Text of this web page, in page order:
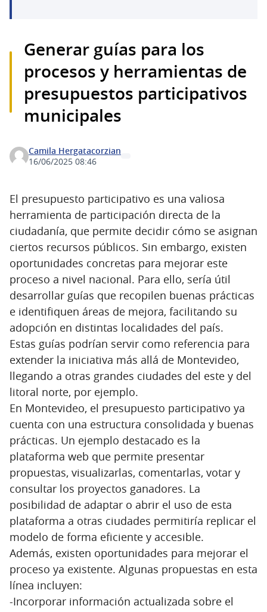
Generar guías para los
procesos y herramientas de
presupuestos participativos
municipales
Camila Hergatacorzian
16/06/2025 08:46
El presupuesto participativo es una valiosa
herramienta de participación directa de la
ciudadanía, que permite decidir cómo se asignan
ciertos recursos públicos. Sin embargo, existen
oportunidades concretas para mejorar este
proceso a nivel nacional. Para ello, sería útil
desarrollar guías que recopilen buenas prácticas
e identifiquen áreas de mejora, facilitando su
adopción en distintas localidades del país.
Estas guías podrían servir como referencia para
extender la iniciativa más allá de Montevideo,
llegando a otras grandes ciudades del este y del
litoral norte, por ejemplo.
En Montevideo, el presupuesto participativo ya
cuenta con una estructura consolidada y buenas
prácticas. Un ejemplo destacado es la
plataforma web que permite presentar
propuestas, visualizarlas, comentarlas, votar y
consultar los proyectos ganadores. La
posibilidad de adaptar o abrir el uso de esta
plataforma a otras ciudades permitiría replicar el
modelo de forma eficiente y accesible.
Además, existen oportunidades para mejorar el
proceso ya existente. Algunas propuestas en esta
línea incluyen:
-Incorporar información actualizada sobre el